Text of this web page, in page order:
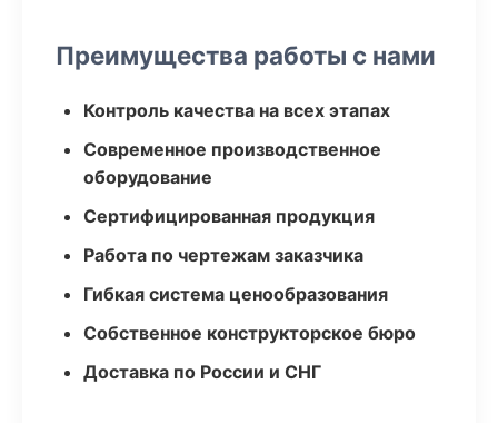
Преимущества работы с нами
Контроль качества на всех этапах
Современное производственное
оборудование
Сертифицированная продукция
Работа по чертежам заказчика
Гибкая система ценообразования
Собственное конструкторское бюро
Доставка по России и СНГ